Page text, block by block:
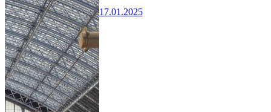
17.01.2025